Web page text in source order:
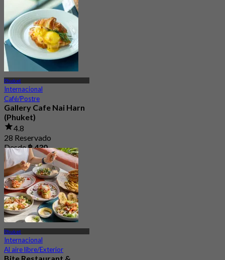
Phuket
Internacional
Café/Postre
Gallery Cafe Nai Harn
(Phuket)
4.8
28 Reservado
Desde฿ 430
Phuket
Internacional
Al aire libre/Exterior